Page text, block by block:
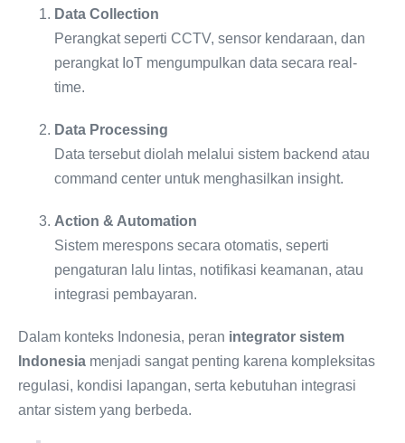
Data Collection
Perangkat seperti CCTV, sensor kendaraan, dan
perangkat IoT mengumpulkan data secara real-
time.
Data Processing
Data tersebut diolah melalui sistem backend atau
command center untuk menghasilkan insight.
Action & Automation
Sistem merespons secara otomatis, seperti
pengaturan lalu lintas, notifikasi keamanan, atau
integrasi pembayaran.
Dalam konteks Indonesia, peran integrator sistem
Indonesia menjadi sangat penting karena kompleksitas
regulasi, kondisi lapangan, serta kebutuhan integrasi
antar sistem yang berbeda.